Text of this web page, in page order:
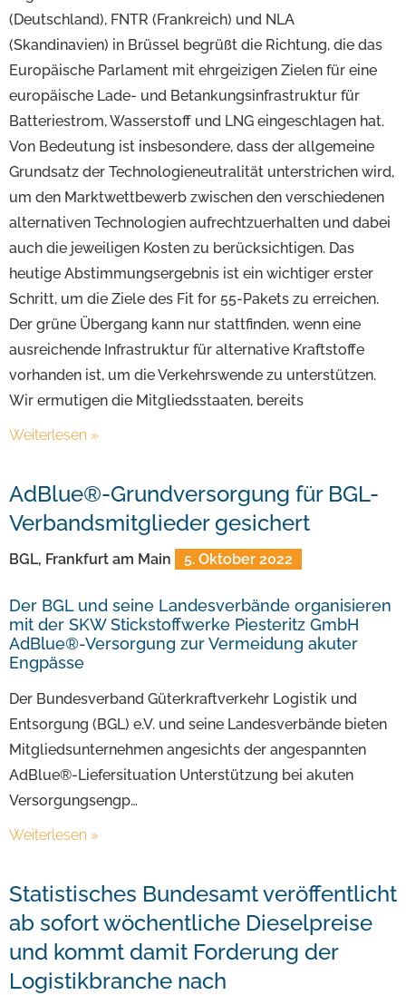
(Deutschland), FNTR (Frankreich) und NLA
(Skandinavien) in Brüssel begrüßt die Richtung, die das
Europäische Parlament mit ehrgeizigen Zielen für eine
europäische Lade- und Betankungsinfrastruktur für
Batteriestrom, Wasserstoff und LNG eingeschlagen hat.
Von Bedeutung ist insbesondere, dass der allgemeine
Grundsatz der Technologieneutralität unterstrichen wird,
um den Marktwettbewerb zwischen den verschiedenen
alternativen Technologien aufrechtzuerhalten und dabei
auch die jeweiligen Kosten zu berücksichtigen. Das
heutige Abstimmungsergebnis ist ein wichtiger erster
Schritt, um die Ziele des Fit for 55-Pakets zu erreichen.
Der grüne Übergang kann nur stattfinden, wenn eine
ausreichende Infrastruktur für alternative Kraftstoffe
vorhanden ist, um die Verkehrswende zu unterstützen.
Wir ermutigen die Mitgliedsstaaten, bereits
Weiterlesen »
AdBlue®-Grundversorgung für BGL-
Verbandsmitglieder gesichert
BGL, Frankfurt am Main 5. Oktober 2022
Der BGL und seine Landesverbände organisieren
mit der SKW Stickstoffwerke Piesteritz GmbH
AdBlue®-Versorgung zur Vermeidung akuter
Engpässe
Der Bundesverband Güterkraftverkehr Logistik und
Entsorgung (BGL) e.V. und seine Landesverbände bieten
Mitgliedsunternehmen angesichts der angespannten
AdBlue®-Liefersituation Unterstützung bei akuten
Versorgungsengp…
Weiterlesen »
Statistisches Bundesamt veröffentlicht
ab sofort wöchentliche Dieselpreise
und kommt damit Forderung der
Logistikbranche nach